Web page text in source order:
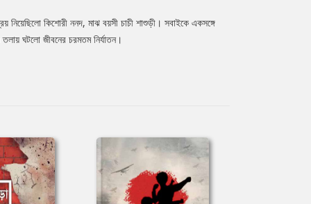
কিশোরী ননদ, মাঝ বয়সী চাচী শাশুড়ী। সবাইকে একসঙ্গে
ঘটলো জীবনের চরমতম নির্যাতন।